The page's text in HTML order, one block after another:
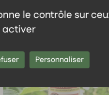
le contrôle sur
activer
Personnaliser